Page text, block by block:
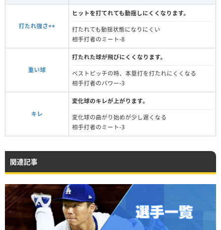
打たれ強さ++
ヒットを打てれても動揺しにくくなります。
打たれても動揺状態になりにくい
相手打者のミート-8
重い球
打たれた球が飛びにくくなります。
ベストピッチの時、本塁打を打たれにくくなる
相手打者のパワー-3
キレ
変化球のキレが上がります。
変化球の曲がり始めが少し遅くなる
相手打者のミート-3
関連記事